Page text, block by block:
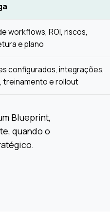
workflows, ROI, riscos,
e plano
configurados, integrações,
treinamento e rollout
Blueprint,
quando o